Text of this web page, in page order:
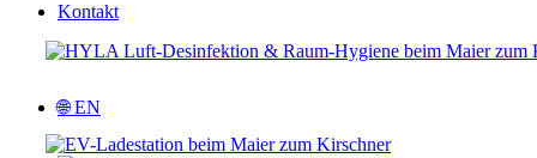
Kontakt
🌐 EN